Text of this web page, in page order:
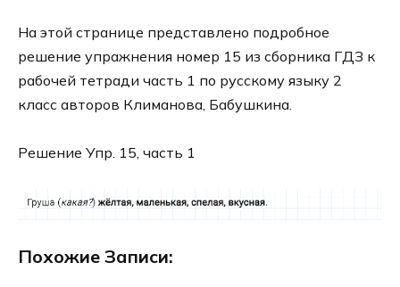
На этой странице представлено подробное
решение упражнения номер 15 из сборника ГДЗ к
рабочей тетради часть 1 по русскому языку 2
класс авторов Климанова, Бабушкина.
Решение Упр. 15, часть 1
Похожие Записи: